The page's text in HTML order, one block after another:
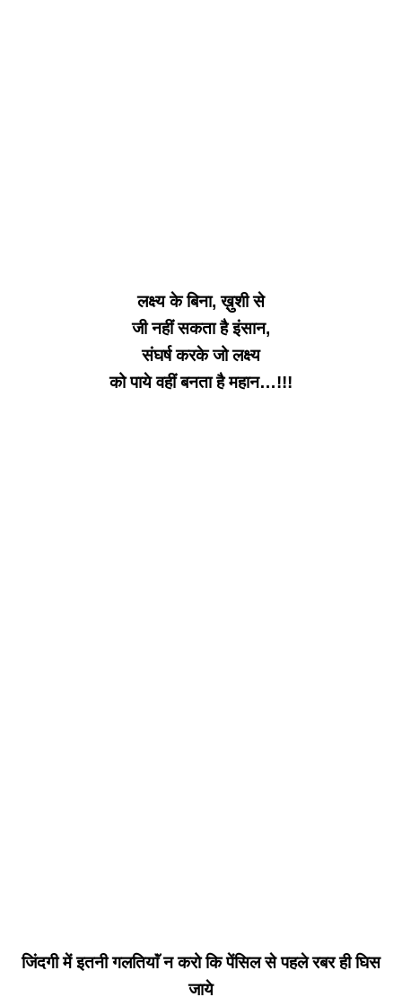
लक्ष्य के बिना, ख़ुशी से
जी नहीं सकता है इंसान,
संघर्ष करके जो लक्ष्य
को पाये वहीं बनता है महान…!!!
जिंदगी में इतनी गलतियाॅं न करो कि पेंसिल से पहले रबर ही घिस
जाये